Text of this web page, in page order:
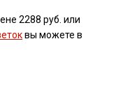
2288 руб. или
вы можете в